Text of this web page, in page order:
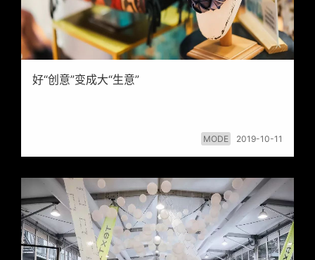
好“创意”变成大“生意”
MODE 2019-10-11